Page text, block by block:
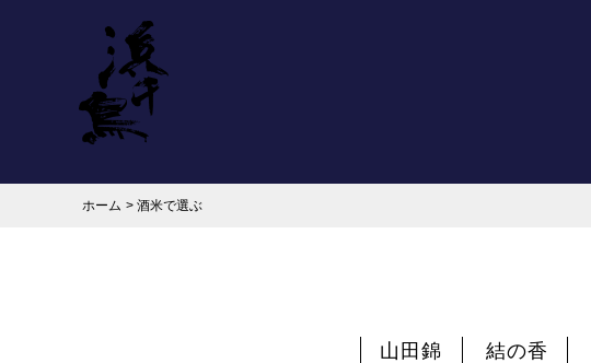
ホーム > 酒米で選ぶ
山田錦 結の香